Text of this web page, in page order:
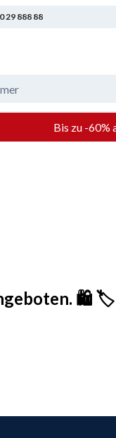
29 888 88
Bis zu -60%
🛍️ 🏷️